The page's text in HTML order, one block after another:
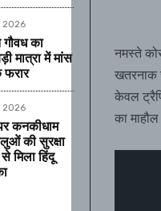
2026
का
मात्रा में मांस
फरार
2026
कनकीधाम
की सुरक्षा
मिला हिंदू
नमस्ते
खतरनाक
केवल
का माहौल